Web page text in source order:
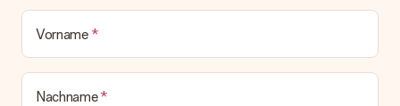
Vorname
Nachname